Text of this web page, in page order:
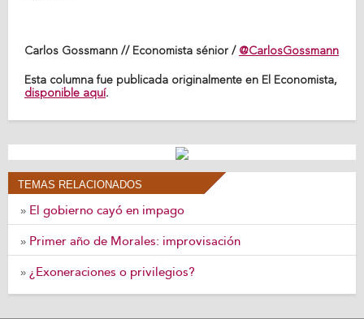
Carlos Gossmann // Economista sénior / @CarlosGossmann
Esta columna fue publicada originalmente en El Economista,
disponible aquí.
TEMAS RELACIONADOS
» El gobierno cayó en impago
» Primer año de Morales: improvisación
» ¿Exoneraciones o privilegios?